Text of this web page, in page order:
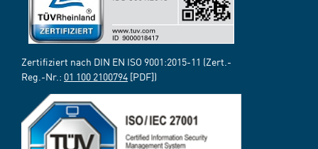
Zertifiziert nach DIN EN ISO 9001:2015-11 (Zert.-
Reg.-Nr.: 01 100 2100794 [PDF])